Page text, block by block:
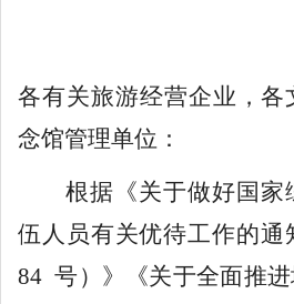
各有关旅游经营企业，
念馆管理单位：
根据《关于做好国家
伍人员有关优待工作的通
84 号）》
《关于全面推